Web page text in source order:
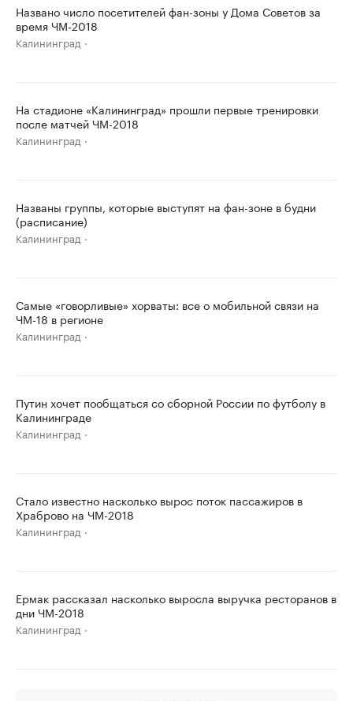
Названо число посетителей фан-зоны у Дома Советов за
время ЧМ-2018
Калининград
На стадионе «Калининград» прошли первые тренировки
после матчей ЧМ-2018
Калининград
Названы группы, которые выступят на фан-зоне в будни
(расписание)
Калининград
Самые «говорливые» хорваты: все о мобильной связи на
ЧМ-18 в регионе
Калининград
Путин хочет пообщаться со сборной России по футболу в
Калининграде
Калининград
Стало известно насколько вырос поток пассажиров в
Храброво на ЧМ-2018
Калининград
Ермак рассказал насколько выросла выручка ресторанов в
дни ЧМ-2018
Калининград